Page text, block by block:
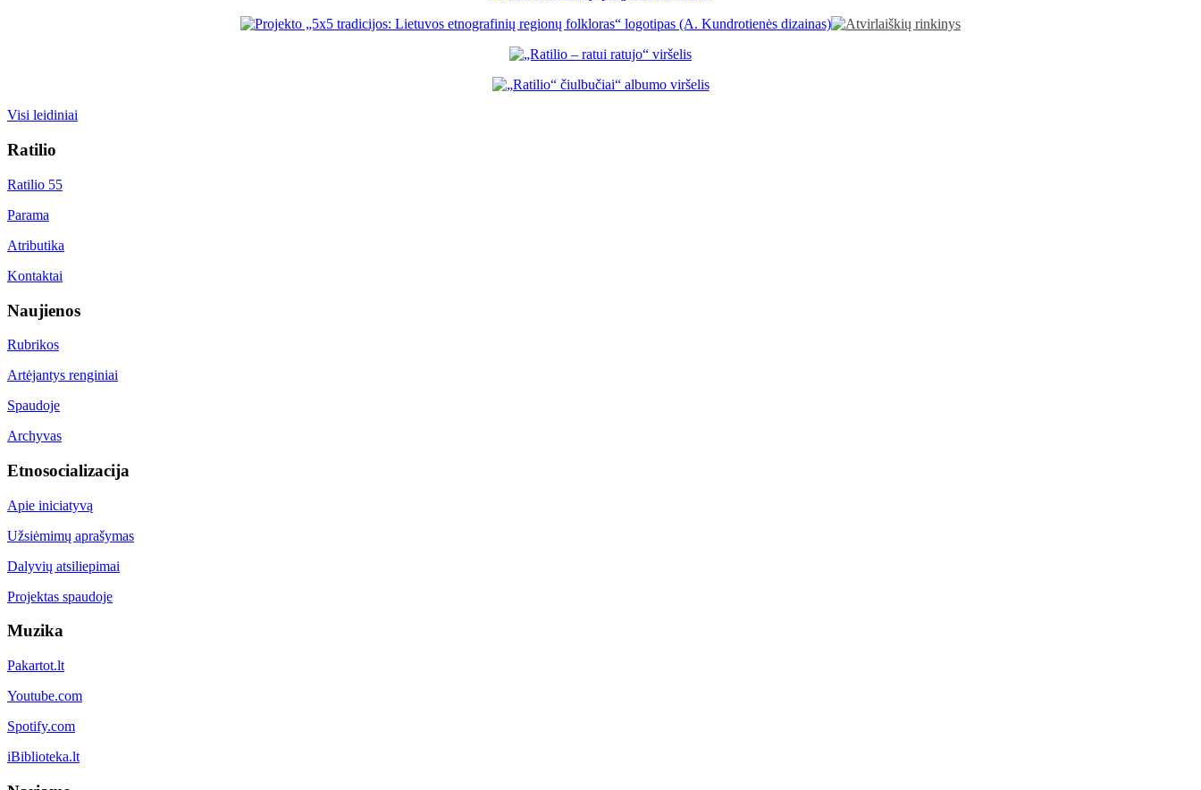
Visi leidiniai
Ratilio
Ratilio 55
Parama
Atributika
Kontaktai
Naujienos
Rubrikos
Artėjantys renginiai
Spaudoje
Archyvas
Etnosocializacija
Apie iniciatyvą
Užsiėmimų aprašymas
Dalyvių atsiliepimai
Projektas spaudoje
Muzika
Pakartot.lt
Youtube.com
Spotify.com
iBiblioteka.lt